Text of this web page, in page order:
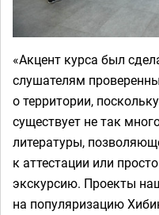
«Акцент курса был
слушателям
о территории,
существует не так
литературы,
к аттестации или
экскурсию. Проекты
на популяризацию